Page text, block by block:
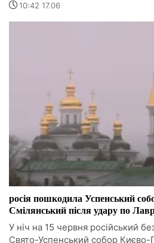
10:42 17.06
росія пошкодила Успенський
Смілянський після удару по
У ніч на 15 червня російський
Свято-Успенський собор Києво-